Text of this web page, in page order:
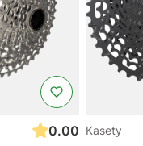
0.00 Kasety